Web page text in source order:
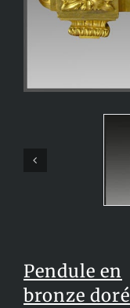
Pendule en
bronze doré